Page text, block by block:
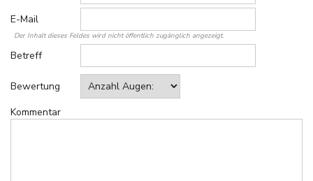
E-Mail
Der Inhalt dieses Feldes wird nicht öffentlich zugänglich angezeigt.
Betreff
Bewertung
Kommentar